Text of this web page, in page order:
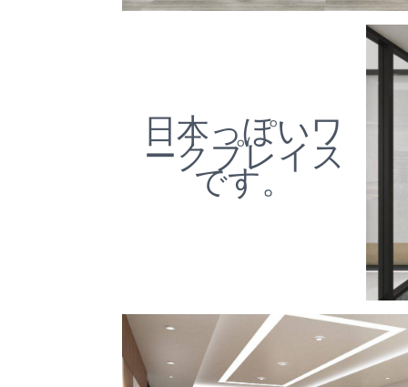
日本っぽいワ
ークプレイス
です。